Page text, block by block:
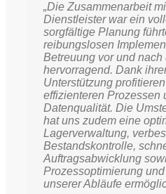
„Die Zusammenarbeit
Dienstleister war ein
sorgfältige Planung
reibungslosen
Betreuung vor und
hervorragend. Dank
Unterstützung
effizienteren Prozessen
Datenqualität. Die
hat uns zudem eine
Lagerverwaltung,
Bestandskontrolle,
Auftragsabwicklung
Prozessoptimierung
unserer Abläufe